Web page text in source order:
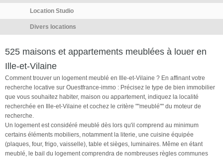
Location Studio
Divers locations
525 maisons et appartements meublées à louer en
Ille-et-Vilaine
Comment trouver un logement meublé en Ille-et-Vilaine ? En affinant votre
recherche locative sur Ouestfrance-immo : Précisez le type de bien immobilier
que vous souhaitez habiter, maison ou appartement, indiquez la localité
recherchée en Ille-et-Vilaine et cochez le critère ""meublé"" du moteur de
recherche.
Un logement est considéré meublé dès lors qu'il comprend au minimum
certains éléments mobiliers, notamment la literie, une cuisine équipée
(plaques, four, frigo, vaisselle), table et sièges, luminaires. Même en étant
meublé, le bail du logement comprendra de nombreuses règles communes